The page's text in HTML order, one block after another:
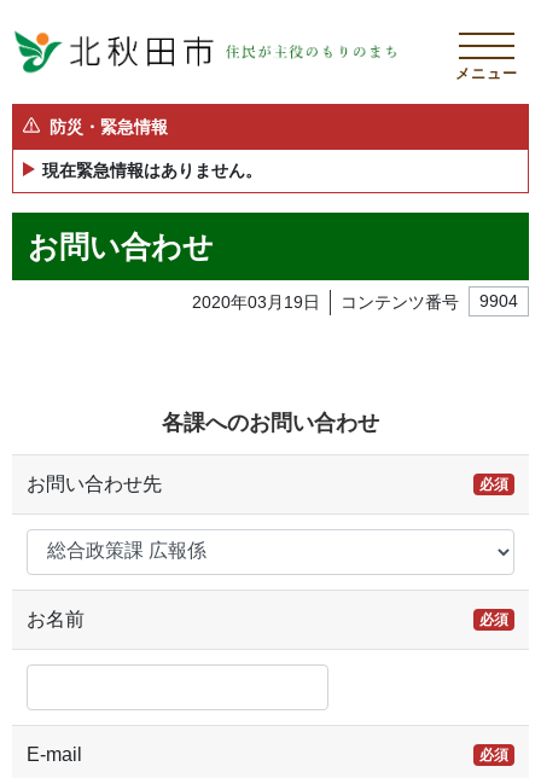
メニュー
防災・緊急情報
現在緊急情報はありません。
お問い合わせ
2020年03月19日 コンテンツ番号 9904
各課へのお問い合わせ
お問い合わせ先 必須
お名前 必須
E-mail 必須